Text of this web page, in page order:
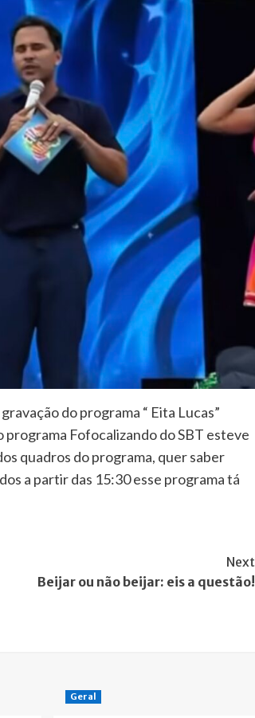
do programa “ Eita Lucas”
Fofocalizando do SBT esteve
quadros do programa, quer saber
a partir das 15:30 esse programa tá
Next
Beijar ou não beijar: eis a questão!
Geral